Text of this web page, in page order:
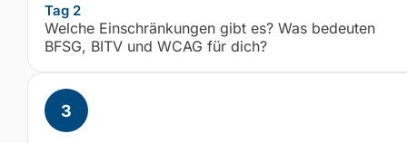
Tag 2
Welche Einschränkungen gibt es? Was bedeuten
BFSG, BITV und WCAG für dich?